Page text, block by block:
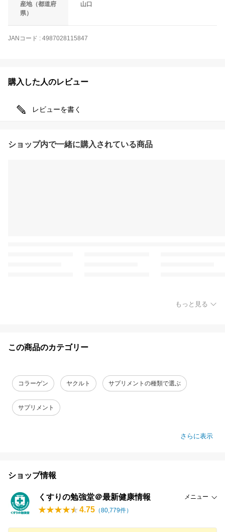
産地（都道府
県）
山口
JANコード : 4987028115847
購入した人のレビュー
レビューを書く
ショップ内で一緒に購入されている商品
もっと見る
この商品のカテゴリー
コラーゲン ヤクルト サプリメントの種類で選ぶ
サプリメント
さらに表示
ショップ情報
くすりの勉強堂＠最新健康情報 メニュー
4.75 （80,779件）